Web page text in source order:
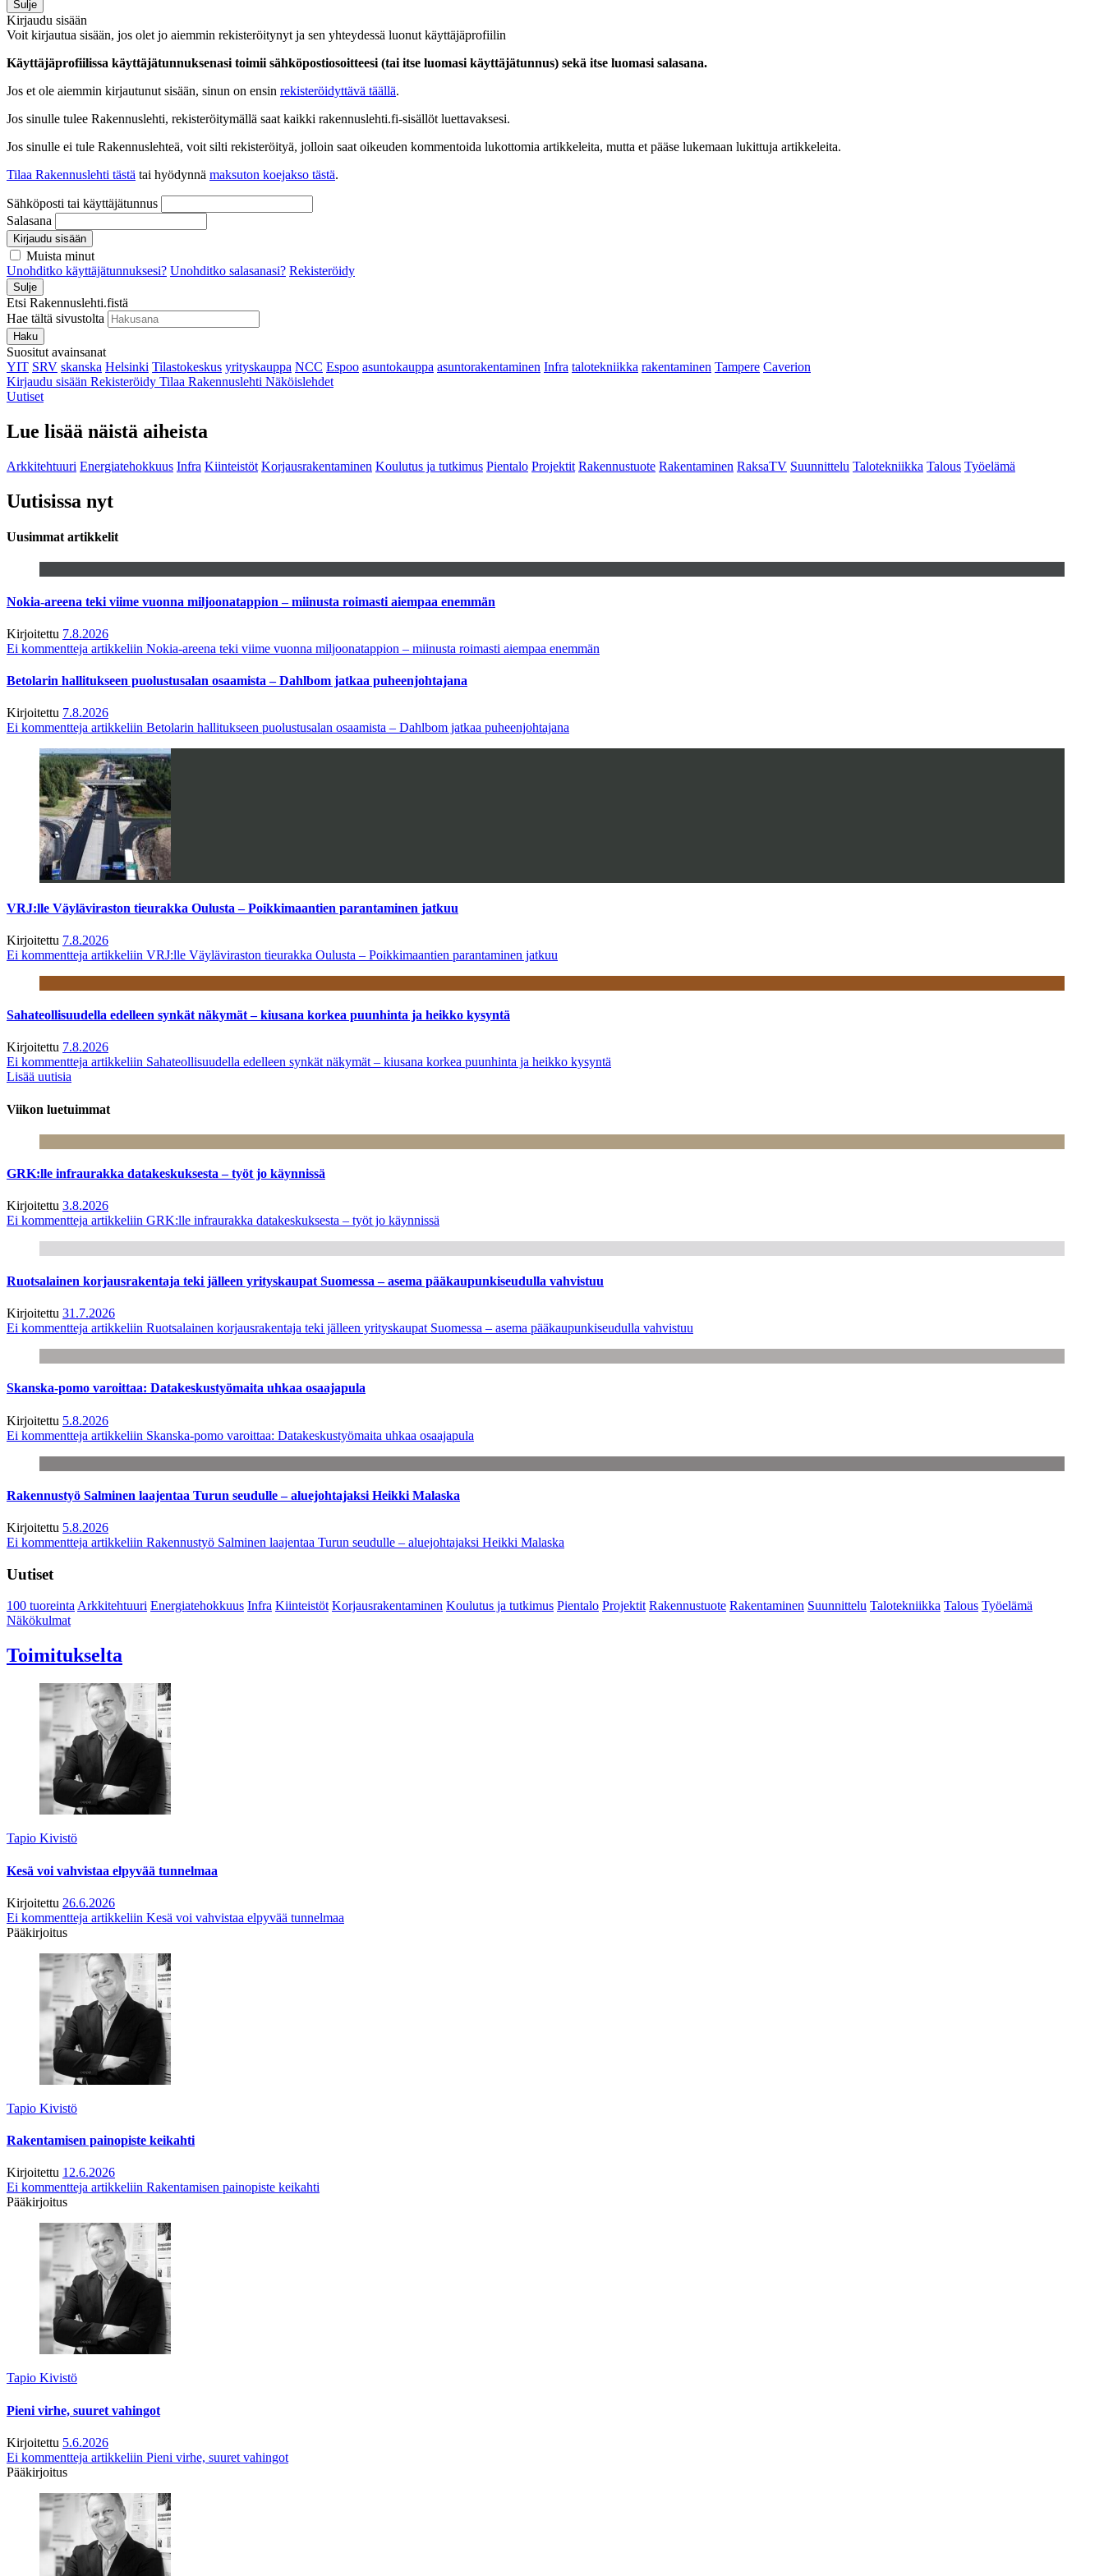
Sulje
Kirjaudu sisään
Voit kirjautua sisään, jos olet jo aiemmin rekisteröitynyt ja sen yhteydessä luonut käyttäjäprofiilin
Käyttäjäprofiilissa käyttäjätunnuksenasi toimii sähköpostiosoitteesi (tai itse luomasi käyttäjätunnus) sekä itse luomasi salasana.
Jos et ole aiemmin kirjautunut sisään, sinun on ensin rekisteröidyttävä täällä.
Jos sinulle tulee Rakennuslehti, rekisteröitymällä saat kaikki rakennuslehti.fi-sisällöt luettavaksesi.
Jos sinulle ei tule Rakennuslehteä, voit silti rekisteröityä, jolloin saat oikeuden kommentoida lukottomia artikkeleita, mutta et pääse lukemaan lukittuja artikkeleita.
Tilaa Rakennuslehti tästä tai hyödynnä maksuton koejakso tästä.
Sähköposti tai käyttäjätunnus
Salasana
Kirjaudu sisään
Muista minut
Unohditko käyttäjätunnuksesi? Unohditko salasanasi? Rekisteröidy
Sulje
Etsi Rakennuslehti.fistä
Hae tältä sivustolta
Haku
Suositut avainsanat
YIT SRV skanska Helsinki Tilastokeskus yrityskauppa NCC Espoo asuntokauppa asuntorakentaminen Infra talotekniikka rakentaminen Tampere Caverion
Kirjaudu sisään Rekisteröidy Tilaa Rakennuslehti Näköislehdet
Uutiset
Lue lisää näistä aiheista
Arkkitehtuuri Energiatehokkuus Infra Kiinteistöt Korjausrakentaminen Koulutus ja tutkimus Pientalo Projektit Rakennustuote Rakentaminen RaksaTV Suunnittelu Talotekniikka Talous Työelämä
Uutisissa nyt
Uusimmat artikkelit
Nokia-areena teki viime vuonna miljoonatappion – miinusta roimasti aiempaa enemmän
Kirjoitettu 7.8.2026
Ei kommentteja artikkeliin Nokia-areena teki viime vuonna miljoonatappion – miinusta roimasti aiempaa enemmän
Betolarin hallitukseen puolustusalan osaamista – Dahlbom jatkaa puheenjohtajana
Kirjoitettu 7.8.2026
Ei kommentteja artikkeliin Betolarin hallitukseen puolustusalan osaamista – Dahlbom jatkaa puheenjohtajana
VRJ:lle Väyläviraston tieurakka Oulusta – Poikkimaantien parantaminen jatkuu
Kirjoitettu 7.8.2026
Ei kommentteja artikkeliin VRJ:lle Väyläviraston tieurakka Oulusta – Poikkimaantien parantaminen jatkuu
Sahateollisuudella edelleen synkät näkymät – kiusana korkea puunhinta ja heikko kysyntä
Kirjoitettu 7.8.2026
Ei kommentteja artikkeliin Sahateollisuudella edelleen synkät näkymät – kiusana korkea puunhinta ja heikko kysyntä
Lisää uutisia
Viikon luetuimmat
GRK:lle infraurakka datakeskuksesta – työt jo käynnissä
Kirjoitettu 3.8.2026
Ei kommentteja artikkeliin GRK:lle infraurakka datakeskuksesta – työt jo käynnissä
Ruotsalainen korjausrakentaja teki jälleen yrityskaupat Suomessa – asema pääkaupunkiseudulla vahvistuu
Kirjoitettu 31.7.2026
Ei kommentteja artikkeliin Ruotsalainen korjausrakentaja teki jälleen yrityskaupat Suomessa – asema pääkaupunkiseudulla vahvistuu
Skanska-pomo varoittaa: Datakeskustyömaita uhkaa osaajapula
Kirjoitettu 5.8.2026
Ei kommentteja artikkeliin Skanska-pomo varoittaa: Datakeskustyömaita uhkaa osaajapula
Rakennustyö Salminen laajentaa Turun seudulle – aluejohtajaksi Heikki Malaska
Kirjoitettu 5.8.2026
Ei kommentteja artikkeliin Rakennustyö Salminen laajentaa Turun seudulle – aluejohtajaksi Heikki Malaska
Uutiset
100 tuoreintaArkkitehtuuri Energiatehokkuus Infra Kiinteistöt Korjausrakentaminen Koulutus ja tutkimus Pientalo Projektit Rakennustuote Rakentaminen Suunnittelu Talotekniikka Talous Työelämä
Näkökulmat
Toimitukselta
Tapio Kivistö
Kesä voi vahvistaa elpyvää tunnelmaa
Kirjoitettu 26.6.2026
Ei kommentteja artikkeliin Kesä voi vahvistaa elpyvää tunnelmaa
Pääkirjoitus
Tapio Kivistö
Rakentamisen painopiste keikahti
Kirjoitettu 12.6.2026
Ei kommentteja artikkeliin Rakentamisen painopiste keikahti
Pääkirjoitus
Tapio Kivistö
Pieni virhe, suuret vahingot
Kirjoitettu 5.6.2026
Ei kommentteja artikkeliin Pieni virhe, suuret vahingot
Pääkirjoitus